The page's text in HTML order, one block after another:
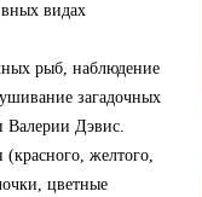
видах
рыб, наблюдение
загадочных
Дэвис.
желтого,
цветные